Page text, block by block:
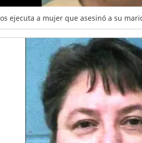
ejecuta a mujer que asesinó a su